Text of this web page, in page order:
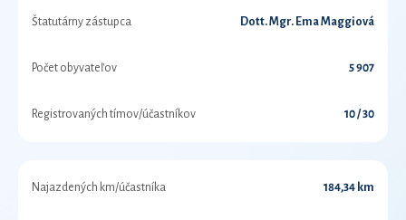
Štatutárny zástupca Dott. Mgr. Ema Maggiová
Počet obyvateľov 5 907
Registrovaných tímov/účastníkov 10 / 30
Najazdených km/účastníka 184,34 km